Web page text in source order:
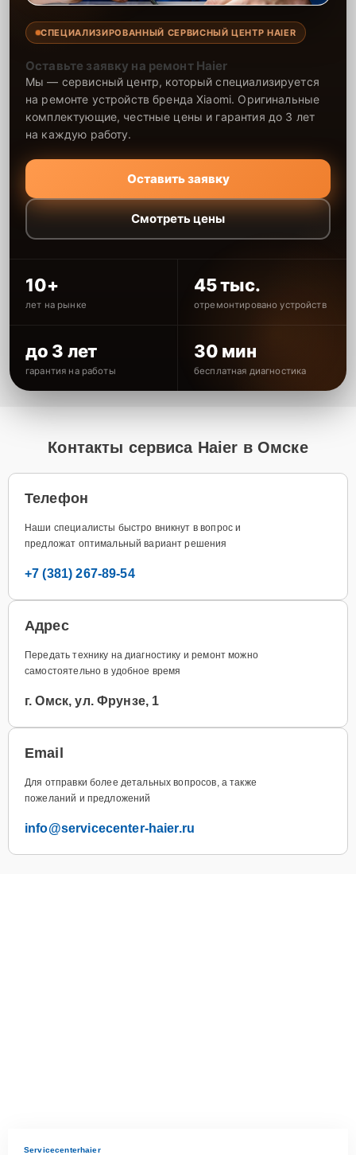
СПЕЦИАЛИЗИРОВАННЫЙ СЕРВИСНЫЙ ЦЕНТР HAIER
Оставьте заявку на ремонт Haier
Мы — сервисный центр, который специализируется
на ремонте устройств бренда Xiaomi. Оригинальные
комплектующие, честные цены и гарантия до 3 лет
на каждую работу.
Оставить заявку
Смотреть цены
10+
лет на рынке
45 тыс.
отремонтировано устройств
до 3 лет
гарантия на работы
30 мин
бесплатная диагностика
Контакты сервиса Haier в Омске
Телефон
Наши специалисты быстро вникнут в вопрос и
предложат оптимальный вариант решения
+7 (381) 267-89-54
Адрес
Передать технику на диагностику и ремонт можно
самостоятельно в удобное время
г. Омск, ул. Фрунзе, 1
Email
Для отправки более детальных вопросов, а также
пожеланий и предложений
info@servicecenter-haier.ru
Servicecenterhaier